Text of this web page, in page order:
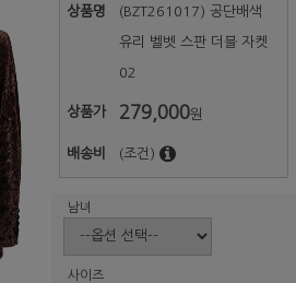
상품명 (BZT261017) 공단배색
유리 벨벳 스판 더블 자켓
02
상품가 279,000원
배송비 (조건)
남녀
사이즈